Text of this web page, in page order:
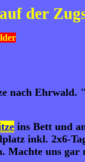
der
nach
ins Bett und
inkl. 2x6-
Machte uns